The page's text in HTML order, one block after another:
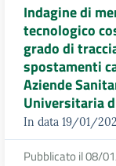
Indagine di
tecnologico
grado di
spostamenti
Aziende
Universitaria
In data 19/01/
Pubblicato il 08/